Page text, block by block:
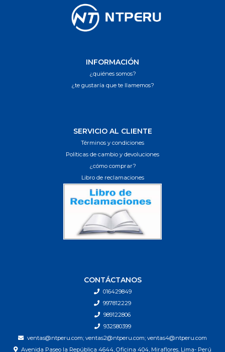
INFORMACIÓN
¿quiénes somos?
¿te gustaría que te llamemos?
SERVICIO AL CLIENTE
Términos y condiciones
Políticas de cambio y devoluciones
¿cómo comprar?
Libro de reclamaciones
CONTÁCTANOS
016429849
997812229
989122806
932580399
ventas@ntperu.com; ventas2@ntperu.com; ventas4@ntperu.com
Avenida Paseo la República 4644, Oficina 404, Miraflores, Lima- Perú